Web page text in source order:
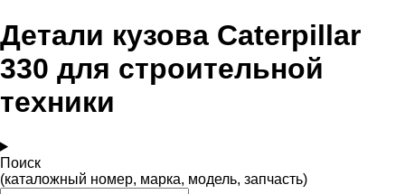
Детали кузова Caterpillar
330 для строительной
техники
Поиск
(каталожный номер, марка, модель, запчасть)